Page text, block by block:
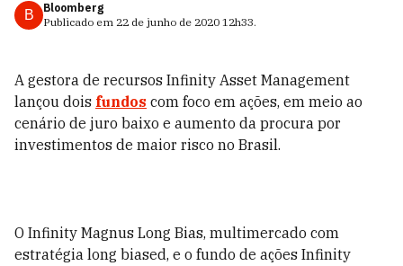
B
Bloomberg
Publicado em 22 de junho de 2020 12h33.
A gestora de recursos Infinity Asset Management
lançou dois fundos com foco em ações, em meio ao
cenário de juro baixo e aumento da procura por
investimentos de maior risco no Brasil.
O Infinity Magnus Long Bias, multimercado com
estratégia long biased, e o fundo de ações Infinity